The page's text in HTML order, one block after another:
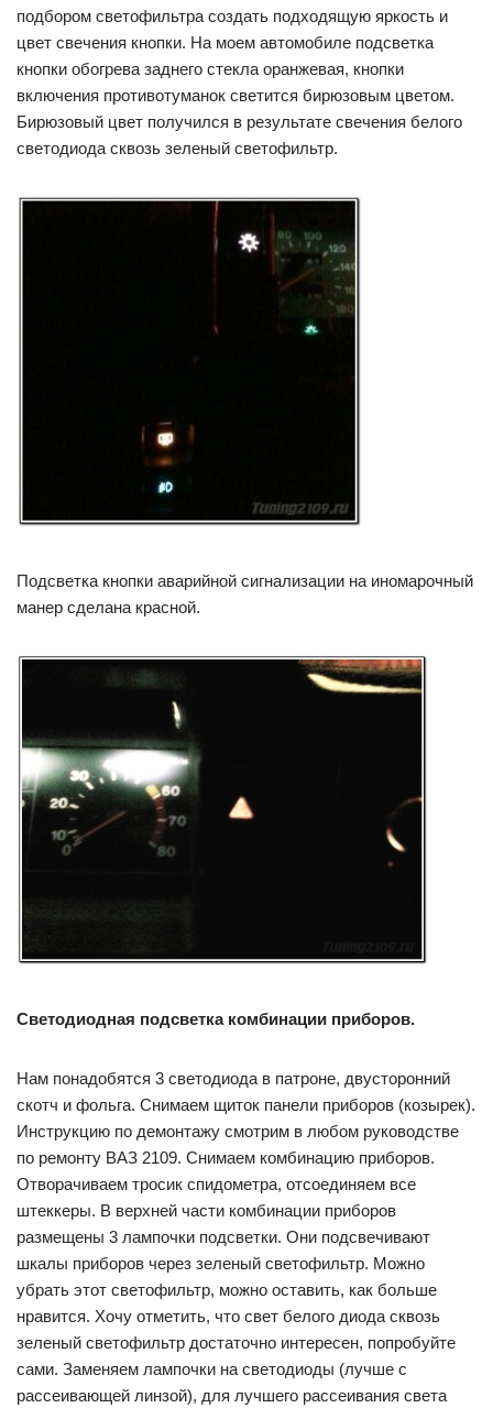
подбором светофильтра создать подходящую яркость и
цвет свечения кнопки. На моем автомобиле подсветка
кнопки обогрева заднего стекла оранжевая, кнопки
включения противотуманок светится бирюзовым цветом.
Бирюзовый цвет получился в результате свечения белого
светодиода сквозь зеленый светофильтр.
Подсветка кнопки аварийной сигнализации на иномарочный
манер сделана красной.
Светодиодная подсветка комбинации приборов.
Нам понадобятся 3 светодиода в патроне, двусторонний
скотч и фольга. Снимаем щиток панели приборов (козырек).
Инструкцию по демонтажу смотрим в любом руководстве
по ремонту ВАЗ 2109. Снимаем комбинацию приборов.
Отворачиваем тросик спидометра, отсоединяем все
штеккеры. В верхней части комбинации приборов
размещены 3 лампочки подсветки. Они подсвечивают
шкалы приборов через зеленый светофильтр. Можно
убрать этот светофильтр, можно оставить, как больше
нравится. Хочу отметить, что свет белого диода сквозь
зеленый светофильтр достаточно интересен, попробуйте
сами. Заменяем лампочки на светодиоды (лучше с
рассеивающей линзой), для лучшего рассеивания света